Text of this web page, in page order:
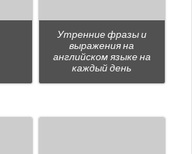
Утренние фразы и
выражения на
английском языке на
каждый день